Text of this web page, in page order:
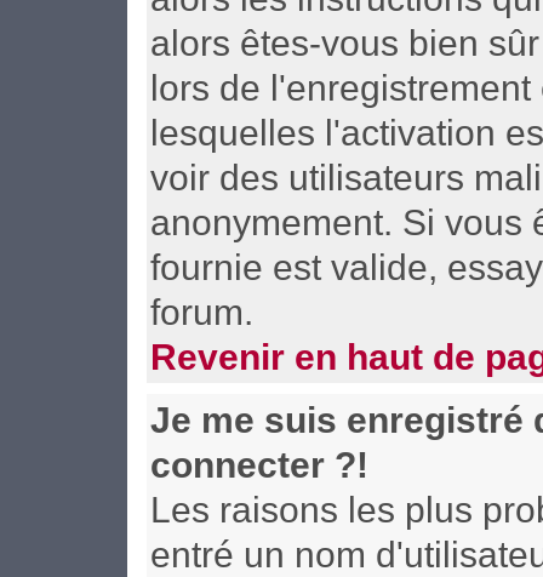
alors êtes-vous bien
lors de
lesquelles l'activation
voir des utilisateurs
anonymement. Si vous
fournie est valide,
forum.
Revenir en haut de
Je me suis enregistré
connecter ?!
Les raisons les plus
entré un nom